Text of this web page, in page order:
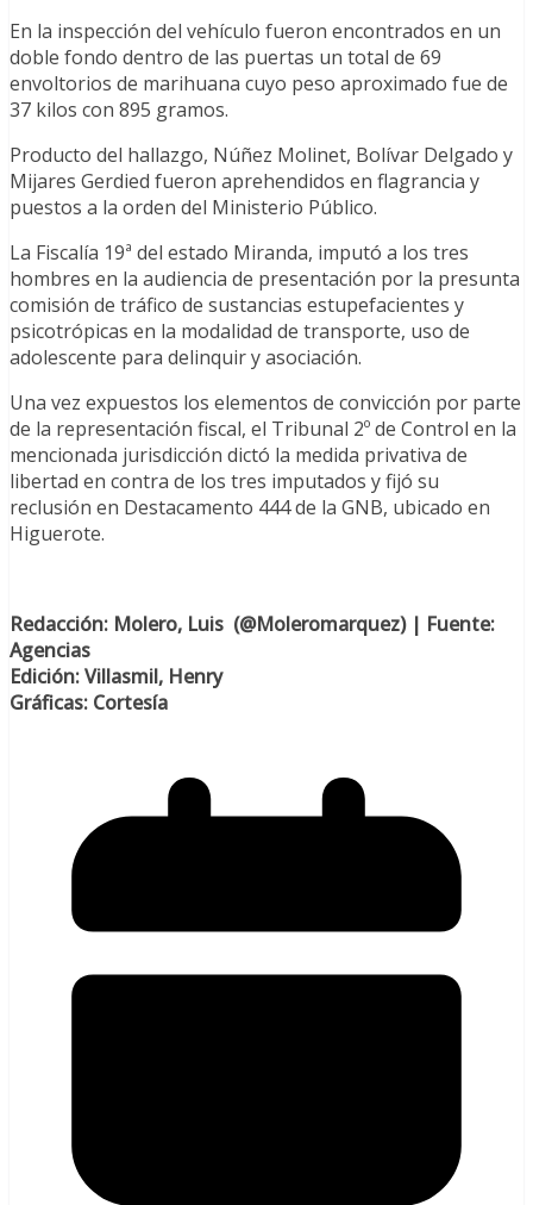
En la inspección del vehículo fueron encontrados en un
doble fondo dentro de las puertas un total de 69
envoltorios de marihuana cuyo peso aproximado fue de
37 kilos con 895 gramos.
Producto del hallazgo, Núñez Molinet, Bolívar Delgado y
Mijares Gerdied fueron aprehendidos en flagrancia y
puestos a la orden del Ministerio Público.
La Fiscalía 19ª del estado Miranda, imputó a los tres
hombres en la audiencia de presentación por la presunta
comisión de tráfico de sustancias estupefacientes y
psicotrópicas en la modalidad de transporte, uso de
adolescente para delinquir y asociación.
Una vez expuestos los elementos de convicción por parte
de la representación fiscal, el Tribunal 2º de Control en la
mencionada jurisdicción dictó la medida privativa de
libertad en contra de los tres imputados y fijó su
reclusión en Destacamento 444 de la GNB, ubicado en
Higuerote.
Redacción: Molero, Luis (@Moleromarquez) | Fuente:
Agencias
Edición: Villasmil, Henry
Gráficas: Cortesía